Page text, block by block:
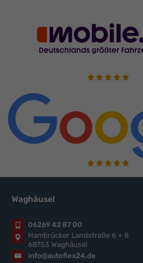
Waghäusel
06269 42 87 00
Hambrücker Landstraße 6 + 8
68753 Waghäusel
info@autoflex24.de